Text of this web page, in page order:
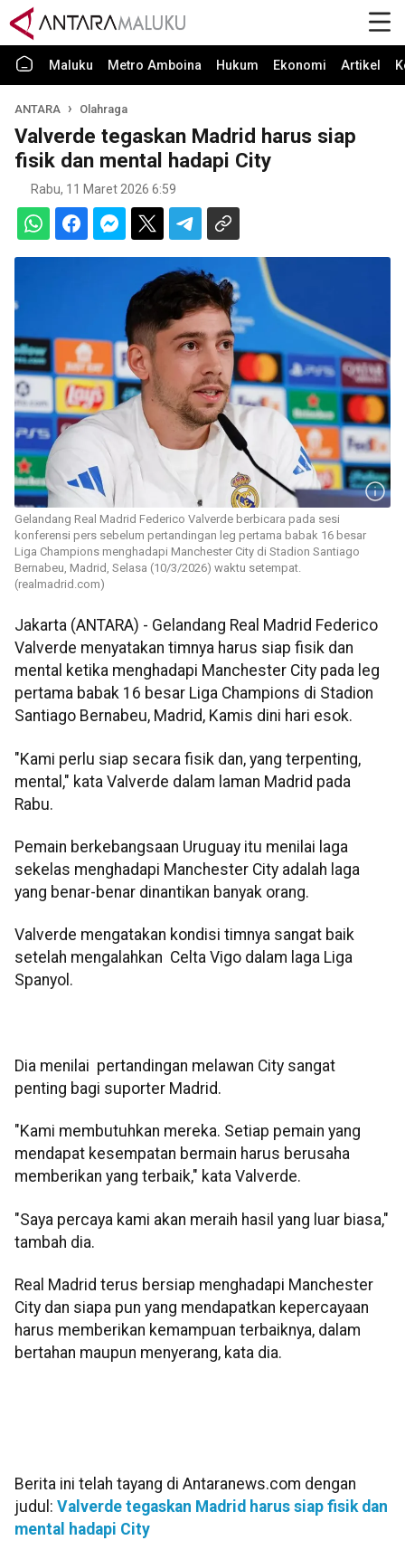
Maluku Metro Amboina Hukum Ekonomi Artikel
ANTARA Olahraga
Valverde tegaskan Madrid harus siap
fisik dan mental hadapi City
Rabu, 11 Maret 2026 6:59
Gelandang Real Madrid Federico Valverde berbicara pada sesi
konferensi pers sebelum pertandingan leg pertama babak 16 besar
Liga Champions menghadapi Manchester City di Stadion Santiago
Bernabeu, Madrid, Selasa (10/3/2026) waktu setempat.
(realmadrid.com)
Jakarta (ANTARA) - Gelandang Real Madrid Federico
Valverde menyatakan timnya harus siap fisik dan
mental ketika menghadapi Manchester City pada leg
pertama babak 16 besar Liga Champions di Stadion
Santiago Bernabeu, Madrid, Kamis dini hari esok.
"Kami perlu siap secara fisik dan, yang terpenting,
mental," kata Valverde dalam laman Madrid pada
Rabu.
Pemain berkebangsaan Uruguay itu menilai laga
sekelas menghadapi Manchester City adalah laga
yang benar-benar dinantikan banyak orang.
Valverde mengatakan kondisi timnya sangat baik
setelah mengalahkan Celta Vigo dalam laga Liga
Spanyol.
Dia menilai pertandingan melawan City sangat
penting bagi suporter Madrid.
"Kami membutuhkan mereka. Setiap pemain yang
mendapat kesempatan bermain harus berusaha
memberikan yang terbaik," kata Valverde.
"Saya percaya kami akan meraih hasil yang luar biasa,"
tambah dia.
Real Madrid terus bersiap menghadapi Manchester
City dan siapa pun yang mendapatkan kepercayaan
harus memberikan kemampuan terbaiknya, dalam
bertahan maupun menyerang, kata dia.
Berita ini telah tayang di Antaranews.com dengan
judul: Valverde tegaskan Madrid harus siap fisik dan
mental hadapi City